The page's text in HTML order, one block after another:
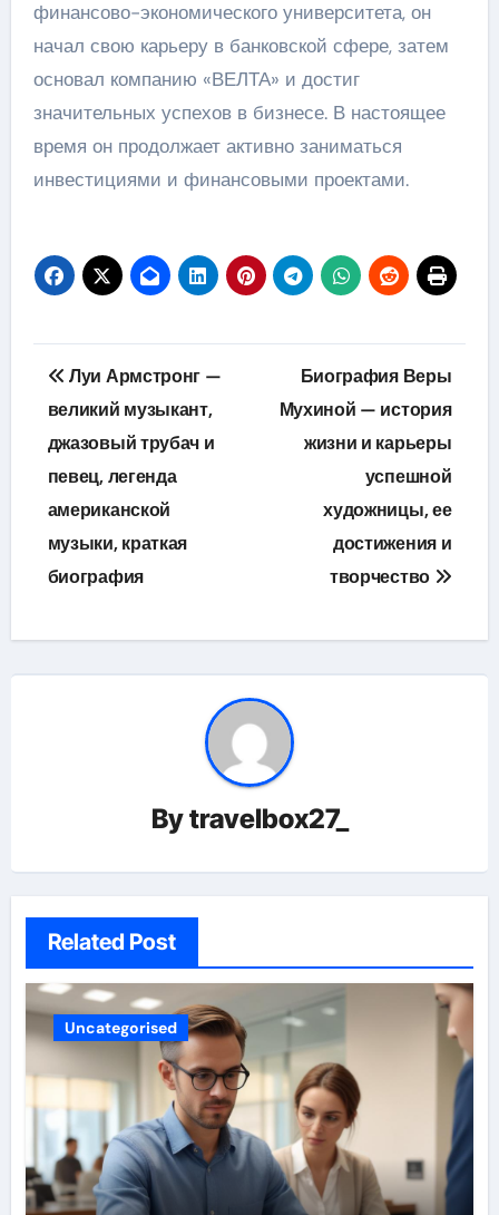
финансово-экономического университета, он
начал свою карьеру в банковской сфере, затем
основал компанию «ВЕЛТА» и достиг
значительных успехов в бизнесе. В настоящее
время он продолжает активно заниматься
инвестициями и финансовыми проектами.
Навигация
по
записям
Луи Армстронг —
великий музыкант,
джазовый трубач и
певец, легенда
американской
музыки, краткая
биография
Биография Веры
Мухиной — история
жизни и карьеры
успешной
художницы, ее
достижения и
творчество
Bytravelbox27_
Related Post
Uncategorised